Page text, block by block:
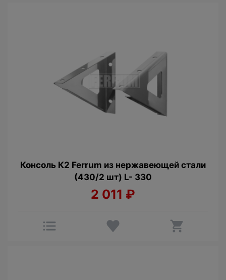
Консоль К2 Ferrum из нержавеющей стали
(430/2 шт) L- 330
2 011 ₽